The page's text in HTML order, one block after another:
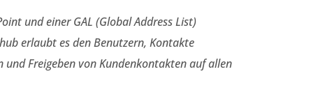
und einer GAL (Global Address List)
erlaubt es den Benutzern, Kontakte
und Freigeben von Kundenkontakten auf allen